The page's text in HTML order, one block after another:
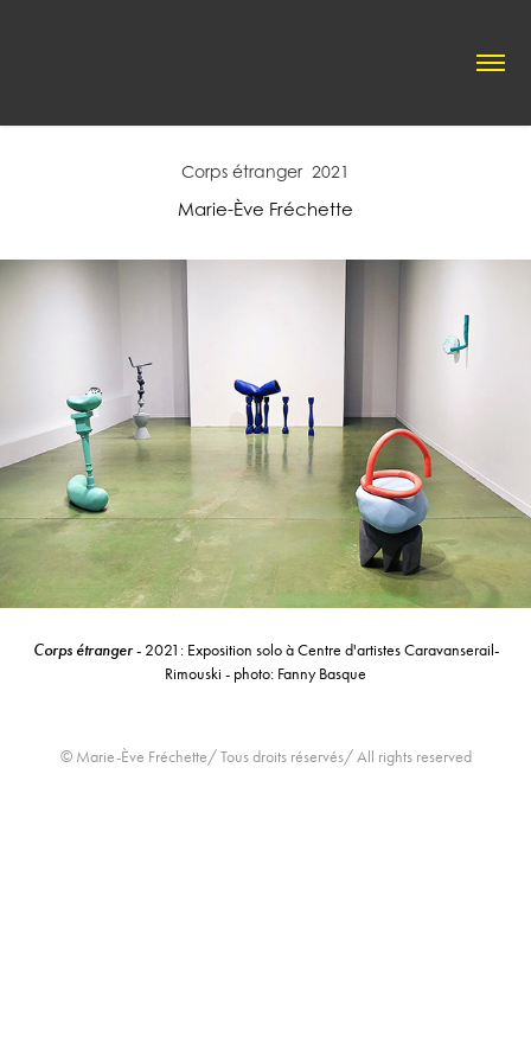
Corps étranger  2021
Marie-Ève Fréchette
Corps étranger- 2021: Exposition solo à Centre d'artistes Caravanserail-
Rimouski - photo: Fanny Basque
© Marie-Ève Fréchette/ Tous droits réservés/ All rights reserved